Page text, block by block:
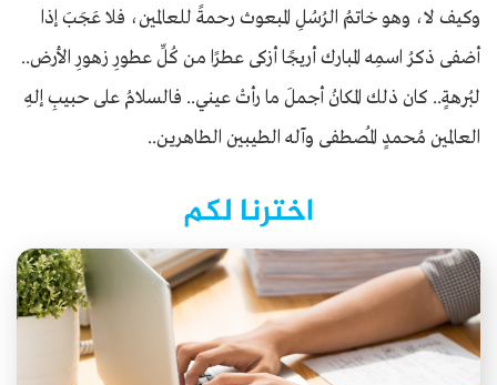
وكيف لا، وهو خاتمُ الرُسُلِ المبعوث رحمةً للعالمين، فلا عَجَبَ إذا
أضفى ذكرُ اسمِه المبارك أريجًا أزكى عطرًا من كُلِّ عطورِ زهورِ الأرض..
لبُرهةٍ.. كان ذلك المكانُ أجملَ ما رأتْ عيني.. فالسلامُ على حبيبِ إلهِ
العالمين مُحمدٍ المُصطفى وآله الطيبين الطاهرين..
اخترنا لكم